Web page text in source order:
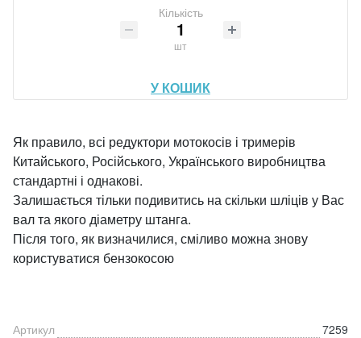
Кількість
шт
У КОШИК
Як правило, всі редуктори мотокосів і тримерів
Китайського, Російського, Українського виробництва
стандартні і однакові.
Залишається тільки подивитись на скільки шліців у Вас
вал та якого діаметру штанга.
Після того, як визначилися, сміливо можна знову
користуватися бензокосою
Артикул
7259